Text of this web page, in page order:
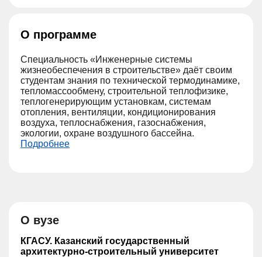
О программе
Специальность «Инженерные системы
жизнеобеспечения в строительстве» даёт своим
студентам знания по технической термодинамике,
тепломассообмену, строительной теплофизике,
теплогенерирующим установкам, системам
отопления, вентиляции, кондиционирования
воздуха, теплоснабжения, газоснабжения,
экологии, охране воздушного бассейна.
Подробнее
О вузе
КГАСУ. Казанский государственный
архитектурно-строительный университет